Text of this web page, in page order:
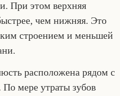
При этом верхняя
чем нижняя. Это
строением и меньшей
расположена рядом с
мере утраты зубов